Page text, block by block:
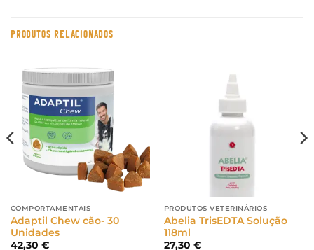
PRODUTOS RELACIONADOS
COMPORTAMENTAIS
Adaptil Chew cão- 30
Unidades
42,30 €
PRODUTOS VETERINÁRIOS
Abelia TrisEDTA Solução
118ml
27,30 €